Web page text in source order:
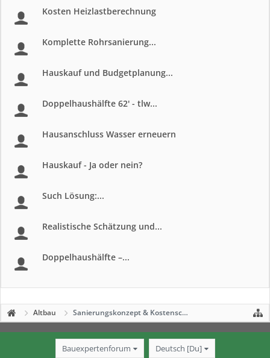
Kosten Heizlastberechnung
Komplette Rohrsanierung...
Hauskauf und Budgetplanung...
Doppelhaushälfte 62' - tlw...
Hausanschluss Wasser erneuern
Hauskauf - Ja oder nein?
Such Lösung:...
Realistische Schätzung und...
Doppelhaushälfte –...
Altbau Sanierungskonzept & Kostenschätzung
Bauexpertenforum Deutsch [Du]